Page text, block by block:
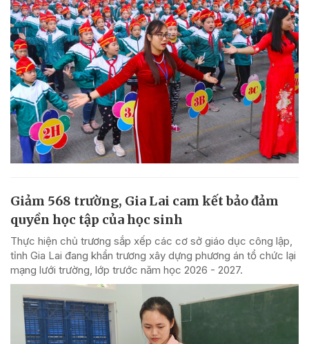
Giảm 568 trường, Gia Lai cam kết bảo đảm
quyền học tập của học sinh
Thực hiện chủ trương sắp xếp các cơ sở giáo dục công lập,
tỉnh Gia Lai đang khẩn trương xây dựng phương án tổ chức lại
mạng lưới trường, lớp trước năm học 2026 - 2027.